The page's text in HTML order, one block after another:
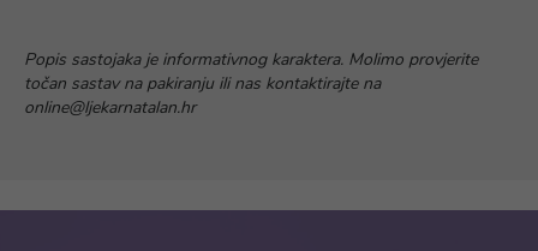
Popis sastojaka je informativnog karaktera. Molimo provjerite
točan sastav na pakiranju ili nas kontaktirajte na
online@ljekarnatalan.hr